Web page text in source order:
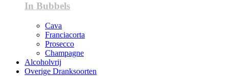
In Bubbels
Cava
Franciacorta
Prosecco
Champagne
Alcoholvrij
Overige Dranksoorten